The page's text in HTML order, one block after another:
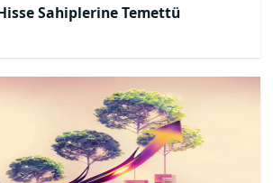
Sahiplerine Temettü